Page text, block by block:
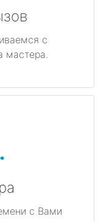
с
мастера.
с Вами